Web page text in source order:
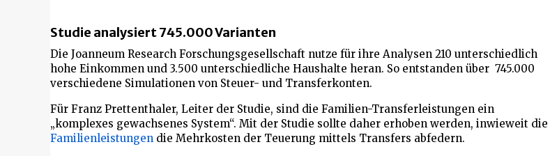
Studie analysiert 745.000 Varianten
Die Joanneum Research Forschungsgesellschaft nutze für ihre Analysen 210 unterschiedlich
hohe Einkommen und 3.500 unterschiedliche Haushalte heran. So entstanden über 745.000
verschiedene Simulationen von Steuer- und Transferkonten.
Für Franz Prettenthaler, Leiter der Studie, sind die Familien-Transferleistungen ein
„komplexes gewachsenes System“. Mit der Studie sollte daher erhoben werden, inwieweit die
Familienleistungen die Mehrkosten der Teuerung mittels Transfers abfedern.